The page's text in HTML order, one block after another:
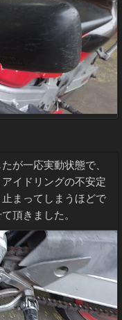
が一応実動状態で、
イドリングの不安定
まってしまうほどで
頂きました。